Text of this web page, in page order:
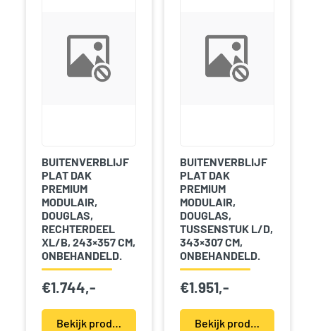
BUITENVERBLIJF
PLAT DAK
PREMIUM
MODULAIR,
DOUGLAS,
RECHTERDEEL
XL/B, 243×357 CM,
ONBEHANDELD.
€1.744,-
Bekijk product(en)
BUITENVERBLIJF
PLAT DAK
PREMIUM
MODULAIR,
DOUGLAS,
TUSSENSTUK L/D,
343×307 CM,
ONBEHANDELD.
€1.951,-
Bekijk product(en)